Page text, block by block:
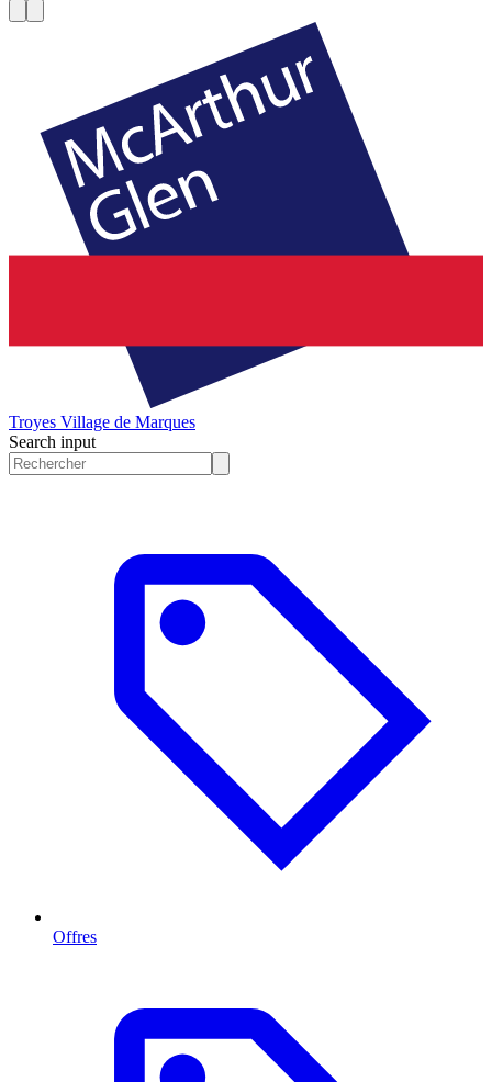
Troyes Village de Marques
Search input
Offres